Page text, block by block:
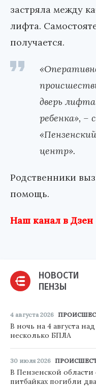
застряла между
лифта.
получается.
дверь
ребенка», –
центр».
Родственники
помощь.
Наш канал в Дзен
НОВОСТИ
ПЕНЗЫ
4 августа 2026
В ночь на 4 августа
несколько БПЛА
30 июля 2026
В Пензенской
питбайках погибли